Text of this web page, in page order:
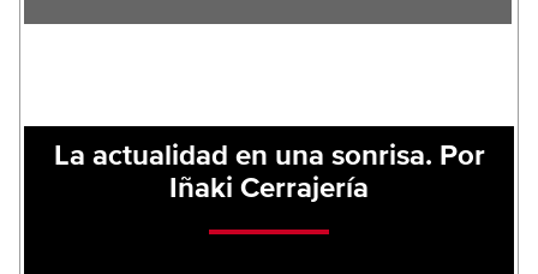
La actualidad en una sonrisa. Por
Iñaki Cerrajería